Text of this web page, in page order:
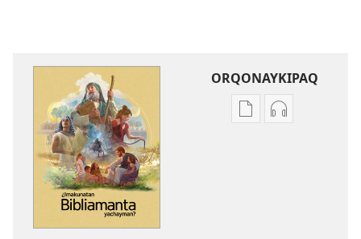
ORQONAYKIPAQ
KaypiKaypin